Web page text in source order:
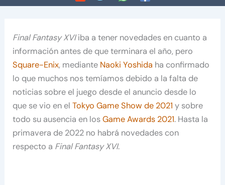
Final Fantasy XVIiba a tener novedades en cuanto a
información antes de que terminara el año, pero
Square-Enix, mediante Naoki Yoshida ha confirmado
lo que muchos nos temíamos debido a la falta de
noticias sobre el juego desde el anuncio desde lo
que se vio en elTokyo Game Show de 2021y sobre
todo su ausencia en losGame Awards 2021. Hasta la
primavera de 2022 no habrá novedades con
respecto a Final Fantasy XVI.